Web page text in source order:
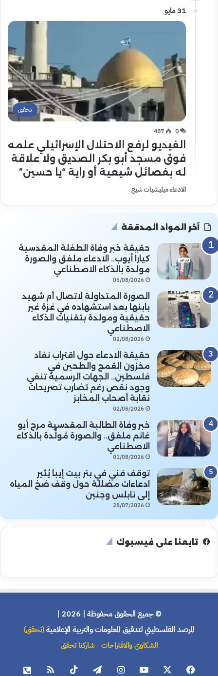
31 مايو
تحقق
0
457
الفيديو لرفع الاحتلال الإسرائيلي علمه
فوق مسجد أبو بكر الصديق ولا علاقة
له بفصائل شيعية أو راية “يا حسين”
الادعاء ميليشيات شيع
آخر المواد المدققة
حقيقة خبر وفاة الطفلة المقدسية
كيارا أيوب.. الادعاء ملفق والصورة
مولدة بالذكاء الاصطناعي
06/08/2026
الصورة المتداولة لاتصال أم شهيد
بابنها بعد استشهاده في غزة غير
حقيقية ومولدة بتقنيات الذكاء
الاصطناعي
02/08/2026
حقيقة الادعاء حول اقتراب نفاد
مخزون القمح والطحين في
فلسطين.. الجهات الرسمية تنفي
وجود نقص رغم تضارب تصريحات
نقابة أصحاب المخابز
02/08/2026
خبر وفاة الطالبة المقدسية مرح أبو
غانم ملفق.. والصورة مُولَّدة بالذكاء
الاصطناعي
01/08/2026
توقف فني في بئر بيت إيبا يُثير
ادعاءات مضللة حول وقف ضخ المياه
إلى نابلس وجنين
28/07/2026
تابعنا على فيسبوك
© جميع الحقوق محفوظة | 2026 |
المرصد الفلسطيني لتدقيق المعلومات والتربية الإعلامية(تحقق)
الشكاوى والاقتراحات شاركنا تحقق
فيسبوك يوتيوب انستقرام تيلقرام ‫TikTok ملخص